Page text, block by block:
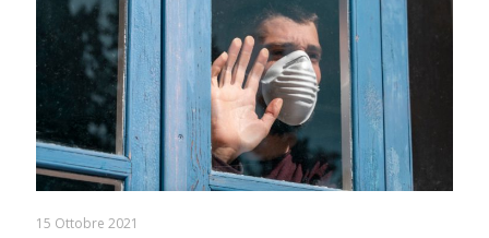
15 Ottobre 2021